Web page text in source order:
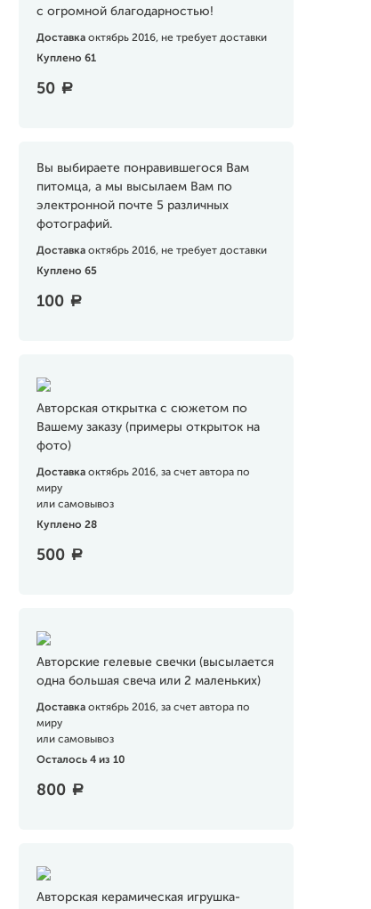
с огромной благодарностью!
Доставка октябрь 2016, не требует доставки
Куплено 61
50 a
Вы выбираете понравившегося Вам
питомца, а мы высылаем Вам по
электронной почте 5 различных
фотографий.
Доставка октябрь 2016, не требует доставки
Куплено 65
100 a
Авторская открытка с сюжетом по
Вашему заказу (примеры открыток на
фото)
Доставка октябрь 2016, за счет автора по
миру
или самовывоз
Куплено 28
500 a
Авторские гелевые свечки (высылается
одна большая свеча или 2 маленьких)
Доставка октябрь 2016, за счет автора по
миру
или самовывоз
Осталось 4 из 10
800 a
Авторская керамическая игрушка-